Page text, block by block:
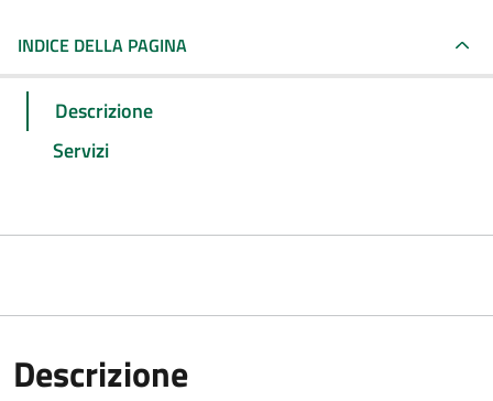
INDICE DELLA PAGINA
Descrizione
Servizi
Descrizione